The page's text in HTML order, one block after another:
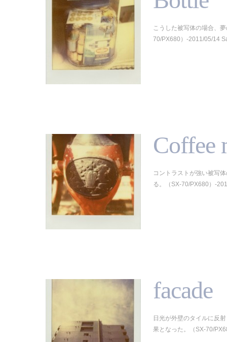
こうした被写体の場合、
70/PX680）-2011/05/14
Coffee
コントラストが強い被写
る。（SX-70/PX680）-
facade
日光が外壁のタイルに反
果となった。（SX-70/